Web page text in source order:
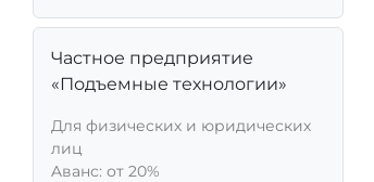
Частное предприятие
«Подъемные технологии»
Для физических и юридических
лиц
Aванс: от 20%